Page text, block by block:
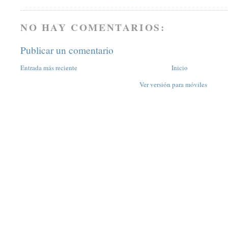
NO HAY COMENTARIOS:
Publicar un comentario
Entrada más reciente
Inicio
Ver versión para móviles